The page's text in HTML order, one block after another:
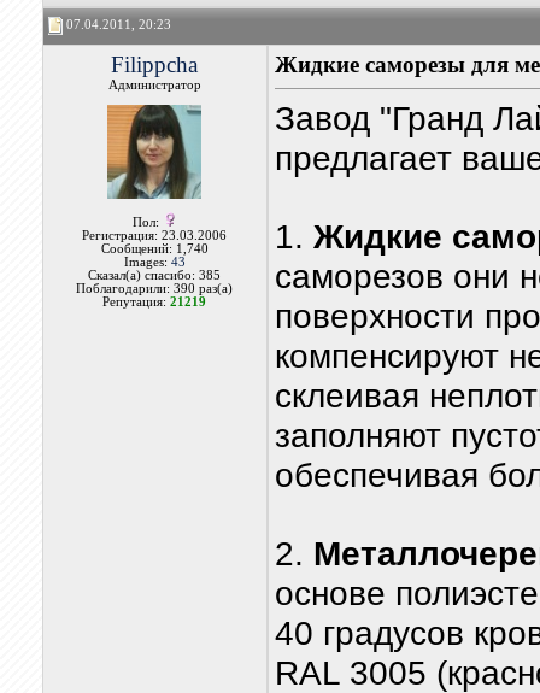
07.04.2011, 20:23
Filippcha
Администратор
Пол:
Регистрация: 23.03.2006
Сообщений: 1,740
Images: 43
Сказал(а) спасибо: 385
Поблагодарили: 390 раз(а)
Репутация:21219
Жидкие саморезы для
Завод "Гранд
предлагает
1. Жидкие
саморезов они
поверхности
компенсируют
склеивая
заполняют
обеспечивая
2.
основе
40 градусов
RAL 3005